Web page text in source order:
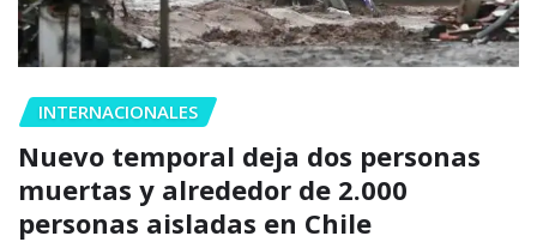
INTERNACIONALES
Nuevo temporal deja dos personas
muertas y alrededor de 2.000
personas aisladas en Chile